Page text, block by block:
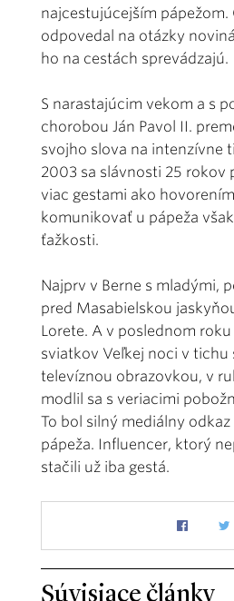
najcestujúcejším pápežom.
odpovedal na otázky
ho na cestách sprevádzajú.
S narastajúcim vekom a s
chorobou Ján Pavol II.
svojho slova na intenzívne
2003 sa slávnosti 25 rokov
viac gestami ako
komunikovať u pápeža
ťažkosti.
Najprv v Berne s mladými,
pred Masabielskou
Lorete. A v poslednom
sviatkov Veľkej noci v tichu
televíznou obrazovkou, v
modlil sa s veriacimi
To bol silný mediálny
pápeža. Influencer, ktorý
stačili už iba gestá.
Súvisiace články